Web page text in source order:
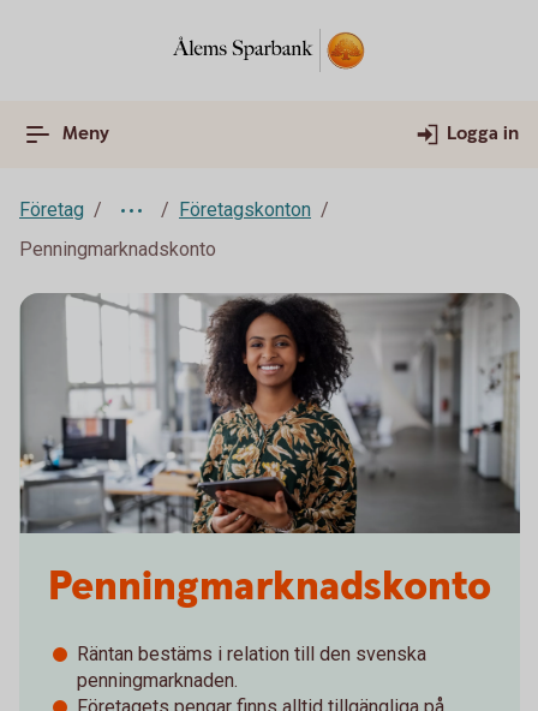
Meny Logga in
Företag
Företagskonton
Penningmarknadskonto
Penningmarknadskonto
Räntan bestäms i relation till den svenska
penningmarknaden.